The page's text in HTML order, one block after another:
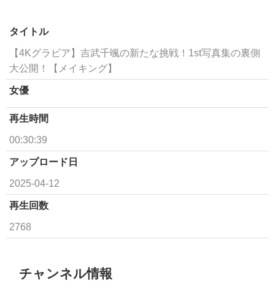
タイトル
【4Kグラビア】吉武千颯の新たな挑戦！1st写真集の裏側
大公開！【メイキング】
女優
再生時間
00:30:39
アップロード日
2025-04-12
再生回数
2768
チャンネル情報